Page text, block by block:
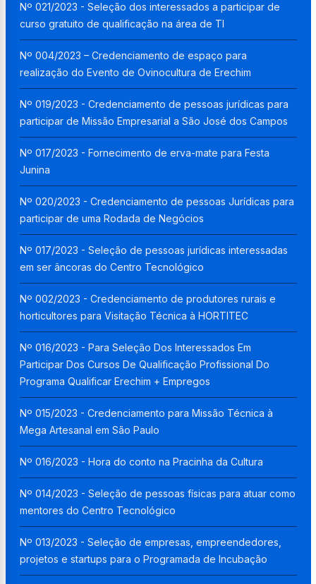
Nº 021/2023 - Seleção dos interessados a participar de
curso gratuito de qualificação na área de TI
Nº 004/2023 – Credenciamento de espaço para
realização do Evento de Ovinocultura de Erechim
Nº 019/2023 - Credenciamento de pessoas jurídicas para
participar de Missão Empresarial a São José dos Campos
Nº 017/2023 - Fornecimento de erva-mate para Festa
Junina
Nº 020/2023 - Credenciamento de pessoas Jurídicas para
participar de uma Rodada de Negócios
Nº 017/2023 - Seleção de pessoas jurídicas interessadas
em ser âncoras do Centro Tecnológico
Nº 002/2023 - Credenciamento de produtores rurais e
horticultores para Visitação Técnica à HORTITEC
Nº 016/2023 - Para Seleção Dos Interessados Em
Participar Dos Cursos De Qualificação Profissional Do
Programa Qualificar Erechim + Empregos
Nº 015/2023 - Credenciamento para Missão Técnica à
Mega Artesanal em São Paulo
Nº 016/2023 - Hora do conto na Pracinha da Cultura
Nº 014/2023 - Seleção de pessoas físicas para atuar como
mentores do Centro Tecnológico
Nº 013/2023 - Seleção de empresas, empreendedores,
projetos e startups para o Programada de Incubação